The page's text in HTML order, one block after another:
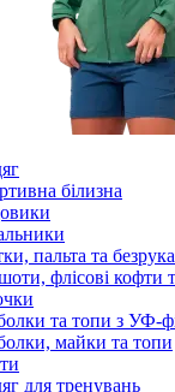
білизна
пальта та
флісові кофти
та топи з УФ-
майки та топи
для тренувань